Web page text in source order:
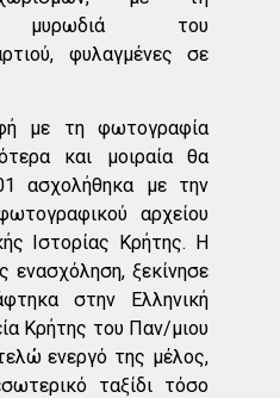
μυρωδιά του
φυλαγμένες σε
με τη φωτογραφία
και μοιραία θα
ασχολήθηκα με την
αρχείου
Ιστορίας Κρήτης. Η
ενασχόληση, ξεκίνησε
στην Ελληνική
Κρήτης του Παν/μιου
ενεργό της μέλος,
ταξίδι τόσο